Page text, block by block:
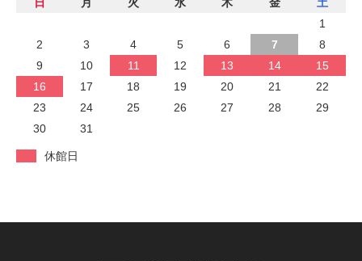
1
2
3 4 5 6 7
8
9
10 11 12 13 14
15
16
17 18 19 20 21
22
23
24 25 26 27 28
29
30
31
休館日